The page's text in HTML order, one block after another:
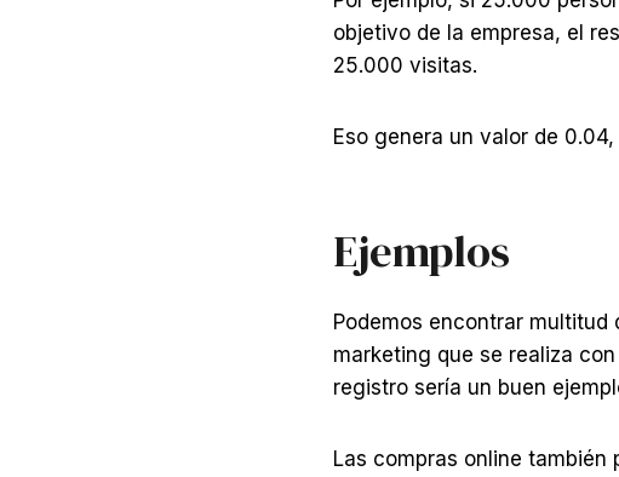
objetivo de la empresa, el
25.000 visitas.
Eso genera un valor de
Ejemplos
Podemos encontrar multitud
marketing que se realiza
registro sería un buen
Las compras online también